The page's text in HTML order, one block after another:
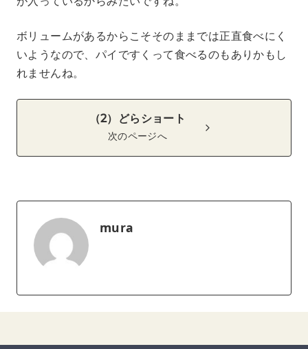
ボリュームがあるからこそそのままでは正直食べにく
いようなので、パイですくって食べるのもありかもし
れませんね。
（2）どらショート
次のページへ
mura